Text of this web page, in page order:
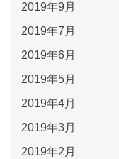
2019年9月
2019年7月
2019年6月
2019年5月
2019年4月
2019年3月
2019年2月